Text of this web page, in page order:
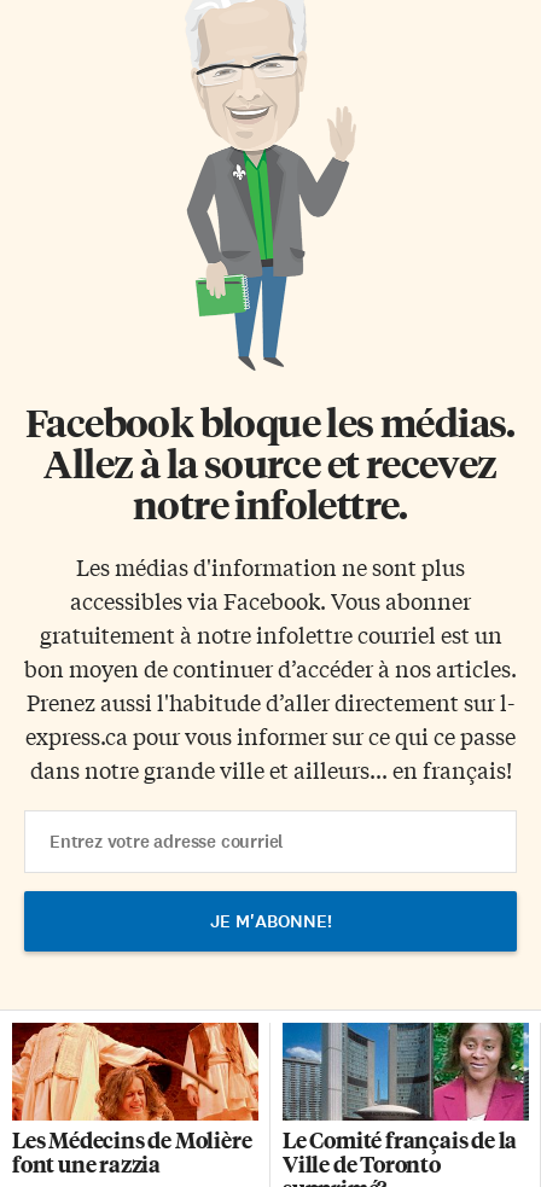
détectives pour réunir toutes
les informations possibles sur
un individu ou un gang de
malfaiteurs», affirme Djemel
Ziou, titulaire de la Chaire
personnelle de l’Université de
Sherbrooke. Élaborée par son
artificielle, cette plateforme de
d’informations sensibles
le LFT a pu collecter 3000 $
pour l’association WWF,
symbolisé par le fameux panda.
Ci-dessus, les étudiants du
Lycée français de Toronto
posent avec le panda de
l’organisme WWF, après avoir
monté à pied la tour du CN
samedi matin dernier.
Facebook bloque les médias.
Allez à la source et recevez
notre infolettre.
Les médias d'information ne sont plus
accessibles via Facebook. Vous abonner
gratuitement à notre infolettre courriel est un
bon moyen de continuer d’accéder à nos articles.
Prenez aussi l'habitude d’aller directement sur l-
express.ca pour vous informer sur ce qui ce passe
dans notre grande ville et ailleurs... en français!
Address
Les Médecins de Molière
font une razzia
Le Comité français de la
Ville de Toronto